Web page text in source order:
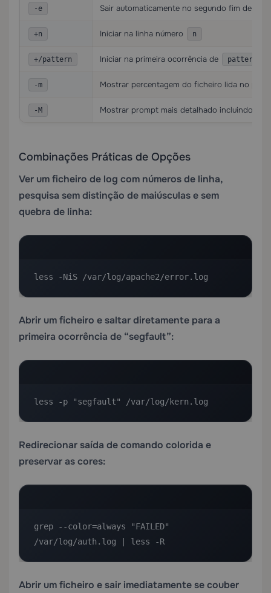
-e Sair automaticamente no segundo fim de
+n Iniciar na linha número n
+/pattern Iniciar na primeira ocorrência de pattern
-m Mostrar percentagem do ficheiro lida no
-M Mostrar prompt mais detalhado incluindo
Combinações Práticas de Opções
Ver um ficheiro de log com números de linha,
pesquisa sem distinção de maiúsculas e sem
quebra de linha:
less -NiS /var/log/apache2/error.log
Abrir um ficheiro e saltar diretamente para a
primeira ocorrência de “segfault”:
less -p "segfault" /var/log/kern.log
Redirecionar saída de comando colorida e
preservar as cores:
grep --color=always "FAILED"
/var/log/auth.log | less -R
Abrir um ficheiro e sair imediatamente se couber